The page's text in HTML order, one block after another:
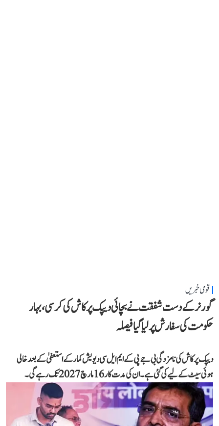
قومی خبریں
گورنر کے دست شفقت نے بچائی دیپک پرکاش کی کرسی، بہار
حکومت کی سفارش پر لیا گیا فیصلہ
دیپک پرکاش کی نامزدگی بی جے پی کے ایم ایل سی دیویش کمار کے استعفیٰ کے بعد خالی
ہوئی سیٹ کے لیے کی گئی ہے۔ ان کی مدت کار 16 مارچ 2027 تک رہے گی۔